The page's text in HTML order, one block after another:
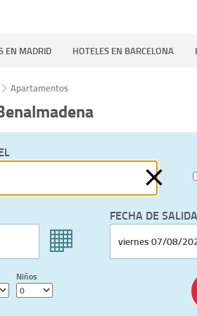
EN MADRID HOTELES EN BARCELONA
Apartamentos
FECHA DE SALIDA
Niños